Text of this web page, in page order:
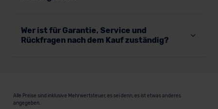
Wer ist für Garantie, Service und
Rückfragen nach dem Kauf zuständig?
Alle Preise sind inklusive Mehrwertsteuer, es sei denn, es ist etwas anderes
angegeben.